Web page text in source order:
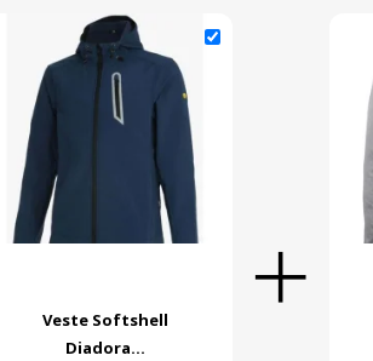
Veste Softshell
Diadora...